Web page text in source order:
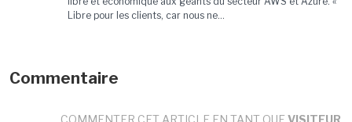
Libre pour les clients, car nous ne...
Commentaire
COMMENTER CET ARTICLE EN TANT QUE VISITEUR